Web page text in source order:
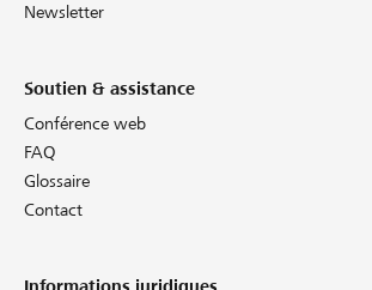
Newsletter
Soutien & assistance
Conférence web
FAQ
Glossaire
Contact
Informations juridiques